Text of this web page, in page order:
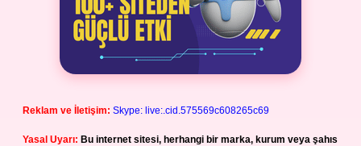
Reklam ve İletişim: Skype: live:.cid.575569c608265c69
Yasal Uyarı: Bu internet sitesi, herhangi bir marka, kurum veya şahıs